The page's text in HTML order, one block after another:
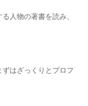
人物の著書を読み、
ずはざっくりとプロフ